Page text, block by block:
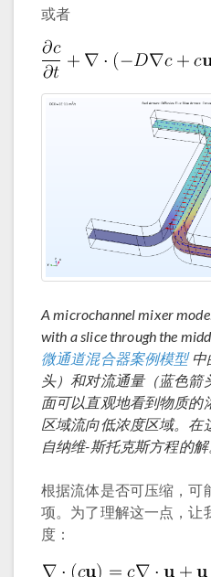
或者
A microchannel mixer
with a slice through the
微通道混合器案例模型中
头）和对流通量（蓝色箭
面可以直观地看到物质的
区域流向低浓度区域。在
自纳维-斯托克斯方程的解
根据流体是否可压缩，可
项。为了理解这一点，让
度：